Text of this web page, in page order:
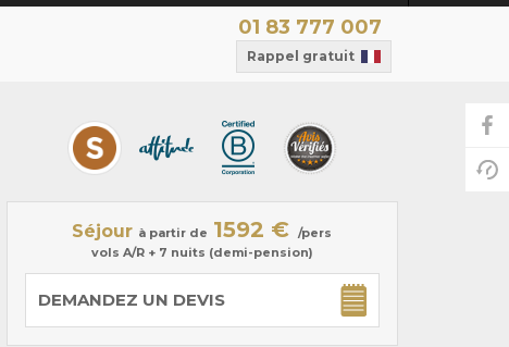
01 83 777 007
Rappel gratuit
Séjour à partir de 1592 € /pers
vols A/R + 7 nuits (demi-pension)
DEMANDEZ UN DEVIS